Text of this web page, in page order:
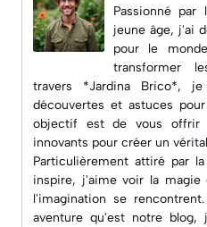
Passionné
jeune âge, j'ai
pour le
transformer
travers *Jardina Brico*,
découvertes et astuces
objectif est de vous offrir
innovants pour créer un
Particulièrement attiré par
inspire, j'aime voir la magie
l'imagination se
aventure qu'est notre